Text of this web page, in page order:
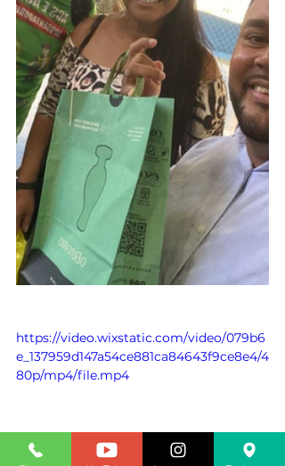
https://video.wixstatic.com/video/079b6
e_137959d147a54ce881ca84643f9ce8e4/4
80p/mp4/file.mp4